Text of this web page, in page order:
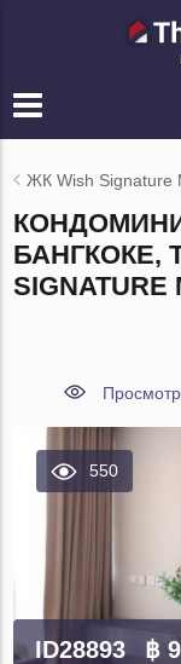
ЖК Wish Signature
БАНГКОКЕ,
550
ID28893 ฿